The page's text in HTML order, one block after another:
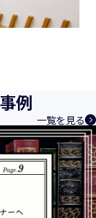
例
一覧を見る